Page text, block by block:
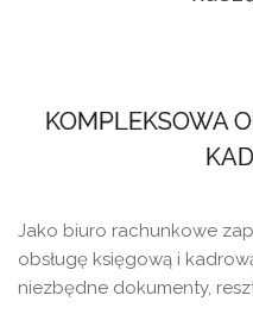
KOMPLEKSOWA
Jako biuro rachunkowe
obsługę księgową i
niezbędne dokumenty,